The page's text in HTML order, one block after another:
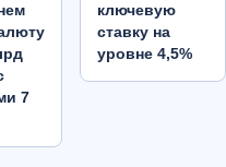
7
ключевую
ставку на
уровне 4,5%